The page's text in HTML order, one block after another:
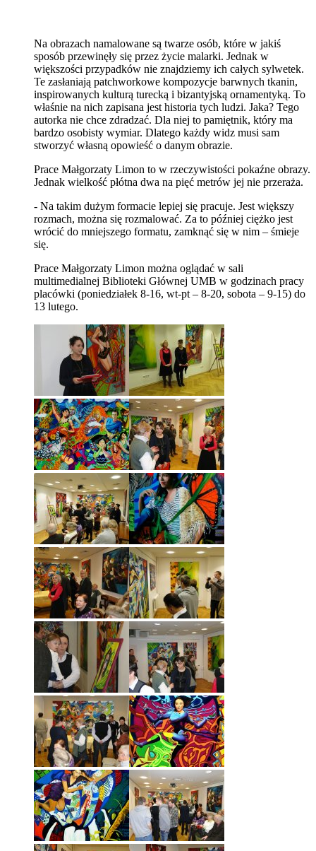
Na obrazach namalowane są twarze osób, które w jakiś
sposób przewinęły się przez życie malarki. Jednak w
większości przypadków nie znajdziemy ich całych sylwetek.
Te zasłaniają patchworkowe kompozycje barwnych tkanin,
inspirowanych kulturą turecką i bizantyjską ornamentyką. To
właśnie na nich zapisana jest historia tych ludzi. Jaka? Tego
autorka nie chce zdradzać. Dla niej to pamiętnik, który ma
bardzo osobisty wymiar. Dlatego każdy widz musi sam
stworzyć własną opowieść o danym obrazie.
Prace Małgorzaty Limon to w rzeczywistości pokaźne obrazy.
Jednak wielkość płótna dwa na pięć metrów jej nie przeraża.
- Na takim dużym formacie lepiej się pracuje. Jest większy
rozmach, można się rozmalować. Za to później ciężko jest
wrócić do mniejszego formatu, zamknąć się w nim – śmieje
się.
Prace Małgorzaty Limon można oglądać w sali
multimedialnej Biblioteki Głównej UMB w godzinach pracy
placówki (poniedziałek 8-16, wt-pt – 8-20, sobota – 9-15) do
13 lutego.